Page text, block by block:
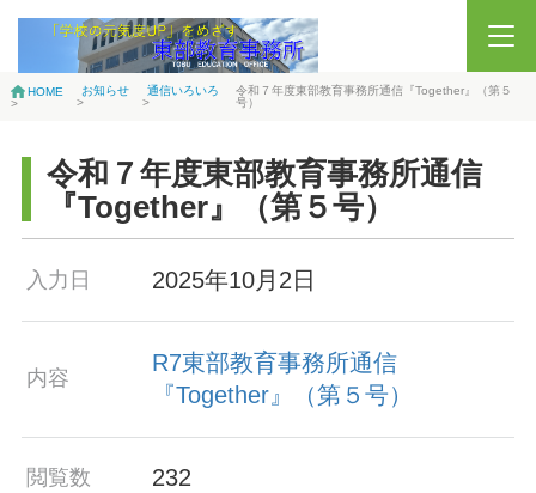
HOME
>
お知らせ
>
通信いろいろ
>
令和７年度東部教育事務所通信『Together』（第５
号）
令和７年度東部教育事務所通信
『Together』（第５号）
入力日 2025年10月2日
内容
R7東部教育事務所通信
『Together』（第５号）
閲覧数 232